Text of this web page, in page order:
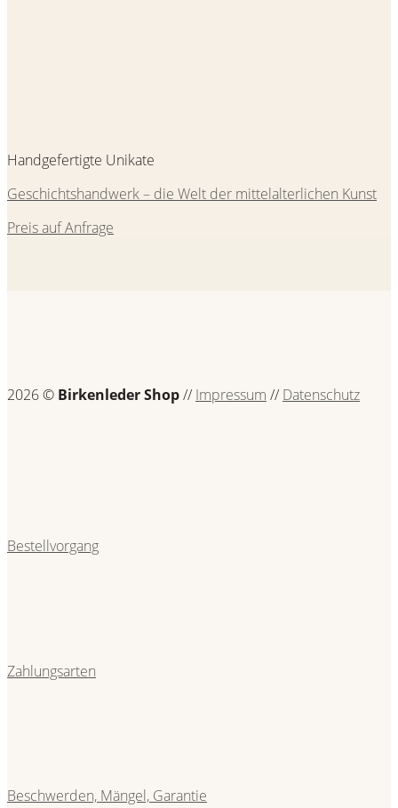
Handgefertigte Unikate
Geschichtshandwerk – die Welt der mittelalterlichen Kunst
Preis auf Anfrage
2026 © Birkenleder Shop// Impressum // Datenschutz
Bestellvorgang
Zahlungsarten
Beschwerden, Mängel, Garantie